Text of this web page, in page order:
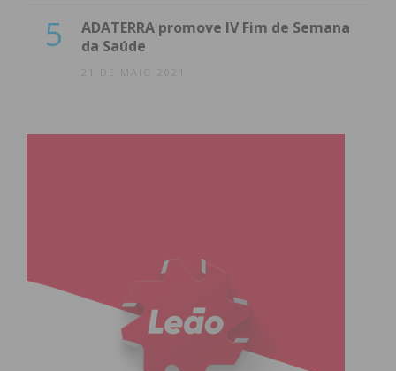
5
ADATERRA promove IV Fim de Semana
da Saúde
21 DE MAIO 2021